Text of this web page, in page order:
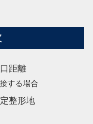
距離
する場合
整形地